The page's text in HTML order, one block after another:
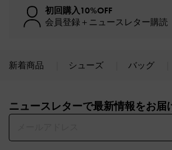
初回購入10%OFF
会員登録＋ニュースレター購読
新着商品 シューズ バッグ
ニュースレターで最新情報をお届